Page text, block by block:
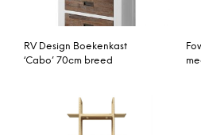
RV Design Boekenkast
‘Cabo’ 70cm breed